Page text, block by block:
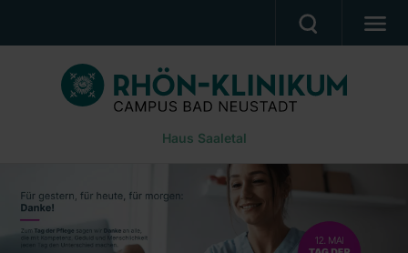
BEHANDLUNGSANGEBOT
PATIENTEN & ANGEHÖRIGE
WUNSCH- & WAHLRECHT
PRESSE
Haus Saaletal